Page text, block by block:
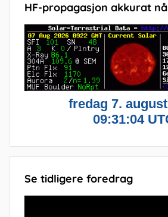
HF-propagasjon akkurat nå
Se tidligere foredrag